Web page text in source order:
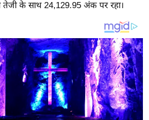
तेजी के साथ 24,129.95 अंक पर रहा।